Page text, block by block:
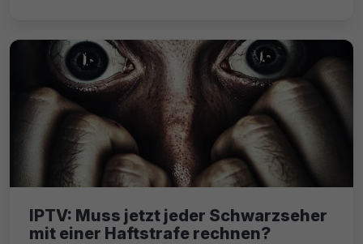
IPTV: Muss jetzt jeder Schwarzseher
mit einer Haftstrafe rechnen?